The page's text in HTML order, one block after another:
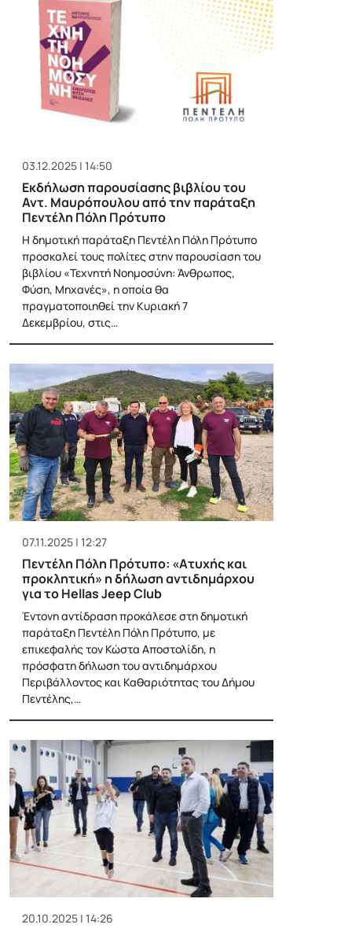
03.12.2025 | 14:50
Εκδήλωση παρουσίασης βιβλίου του
Αντ. Μαυρόπουλου από την παράταξη
Πεντέλη Πόλη Πρότυπο
Η δημοτική παράταξη Πεντέλη Πόλη Πρότυπο
προσκαλεί τους πολίτες στην παρουσίαση του
βιβλίου «Τεχνητή Νοημοσύνη: Άνθρωπος,
Φύση, Μηχανές», η οποία θα
πραγματοποιηθεί την Κυριακή 7
Δεκεμβρίου, στις…
07.11.2025 | 12:27
Πεντέλη Πόλη Πρότυπο: «Ατυχής και
προκλητική» η δήλωση αντιδημάρχου
για το Hellas Jeep Club
Έντονη αντίδραση προκάλεσε στη δημοτική
παράταξη Πεντέλη Πόλη Πρότυπο, με
επικεφαλής τον Κώστα Αποστολίδη, η
πρόσφατη δήλωση του αντιδημάρχου
Περιβάλλοντος και Καθαριότητας του Δήμου
Πεντέλης,…
20.10.2025 | 14:26